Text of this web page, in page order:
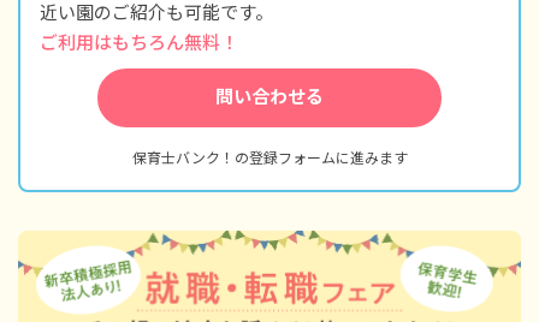
近い園のご紹介も可能です。
ご利用はもちろん無料！
問い合わせる
保育士バンク！の登録フォームに進みます